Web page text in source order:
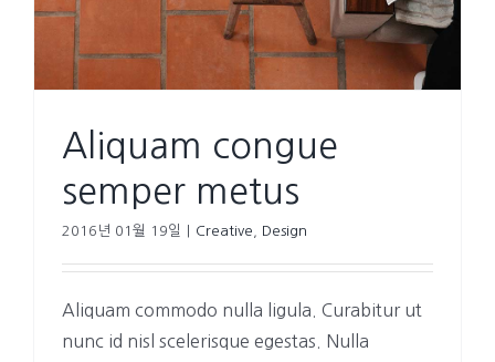
Aliquam congue
semper metus
2016년 01월 19일 Creative Design
Aliquam commodo nulla ligula. Curabitur ut
nunc id nisl scelerisque egestas. Nulla